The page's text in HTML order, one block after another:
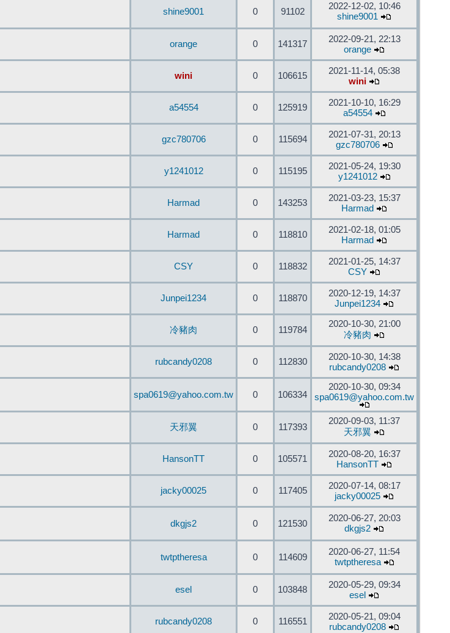
shine9001 0 91102
2022-12-02, 10:46
shine9001
orange 0 141317
2022-09-21, 22:13
orange
wini 0 106615
2021-11-14, 05:38
wini
a54554 0 125919
2021-10-10, 16:29
a54554
gzc780706 0 115694
2021-07-31, 20:13
gzc780706
y1241012 0 115195
2021-05-24, 19:30
y1241012
Harmad 0 143253
2021-03-23, 15:37
Harmad
Harmad 0 118810
2021-02-18, 01:05
Harmad
CSY 0 118832
2021-01-25, 14:37
CSY
Junpei1234 0 118870
2020-12-19, 14:37
Junpei1234
冷豬肉 0 119784
2020-10-30, 21:00
冷豬肉
rubcandy0208 0 112830
2020-10-30, 14:38
rubcandy0208
spa0619@yahoo.com.tw 0 106334
2020-10-30, 09:34
spa0619@yahoo.com.tw
天邪翼 0 117393
2020-09-03, 11:37
天邪翼
HansonTT 0 105571
2020-08-20, 16:37
HansonTT
jacky00025 0 117405
2020-07-14, 08:17
jacky00025
dkgjs2 0 121530
2020-06-27, 20:03
dkgjs2
twtptheresa 0 114609
2020-06-27, 11:54
twtptheresa
esel 0 103848
2020-05-29, 09:34
esel
rubcandy0208 0 116551
2020-05-21, 09:04
rubcandy0208